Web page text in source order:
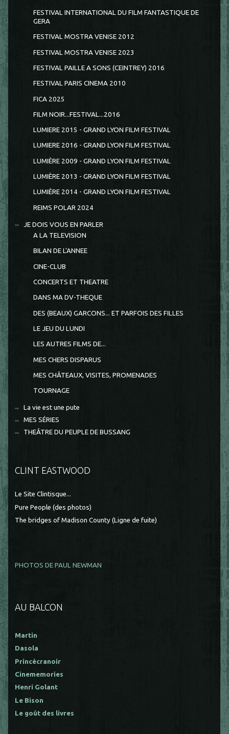
FESTIVAL INTERNATIONAL DU FILM FANTASTIQUE DE
GERA
FESTIVAL MOSTRA VENISE 2012
FESTIVAL MOSTRA VENISE 2023
FESTIVAL PAILLE A SONS (CEINTREY) 2016
FESTIVAL PARIS CINEMA 2010
FICA 2025
FILM NOIR...FESTIVAL...2016
LUMIERE 2015 - GRAND LYON FILM FESTIVAL
LUMIERE 2016 - GRAND LYON FILM FESTIVAL
LUMIÈRE 2009 - GRAND LYON FILM FESTIVAL
LUMIÈRE 2013 - GRAND LYON FILM FESTIVAL
LUMIÈRE 2014 - GRAND LYON FILM FESTIVAL
REIMS POLAR 2024
JE DOIS VOUS EN PARLER
A LA TELEVISION
BILAN DE L'ANNEE
CINE-CLUB
CONCERTS ET THEATRE
DANS MA DV-THEQUE
DES (BEAUX) GARCONS... ET PARFOIS DES FILLES
LE JEU DU LUNDI
LES AUTRES FILMS DE...
MES CHERS DISPARUS
MES CHÂTEAUX, VISITES, PROMENADES
TOURNAGE
La vie est une pute
MES SÉRIES
THEÂTRE DU PEUPLE DE BUSSANG
CLINT EASTWOOD
Le Site Clintisque...
Pure People (des photos)
The bridges of Madison County (Ligne de fuite)
PHOTOS DE PAUL NEWMAN
AU BALCON
Martin
Dasola
Princécranoir
Cinememories
Henri Golant
Le Bison
Le goût des livres